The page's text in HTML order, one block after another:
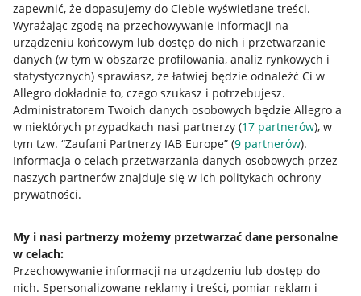
zapewnić, że dopasujemy do Ciebie wyświetlane treści.
Wyrażając zgodę na przechowywanie informacji na
urządzeniu końcowym lub dostęp do nich i przetwarzanie
danych (w tym w obszarze profilowania, analiz rynkowych i
statystycznych) sprawiasz, że łatwiej będzie odnaleźć Ci w
Allegro dokładnie to, czego szukasz i potrzebujesz.
Administratorem Twoich danych osobowych będzie Allegro a
w niektórych przypadkach nasi partnerzy (17 partnerów), w
tym tzw. “Zaufani Partnerzy IAB Europe” (9 partnerów).
Informacja o celach przetwarzania danych osobowych przez
naszych partnerów znajduje się w ich politykach ochrony
prywatności.
My i nasi partnerzy możemy przetwarzać dane personalne
w celach:
Przechowywanie informacji na urządzeniu lub dostęp do
nich. Spersonalizowane reklamy i treści, pomiar reklam i
Przydatne informacje
Jak to działa
Allegro Gadane dla sprzedających
Allegro Gadane dla kupujących